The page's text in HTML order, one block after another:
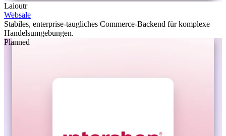
Laioutr
Websale
Stabiles, enterprise-taugliches Commerce-Backend für komplexe
Handelsumgebungen.
Planned